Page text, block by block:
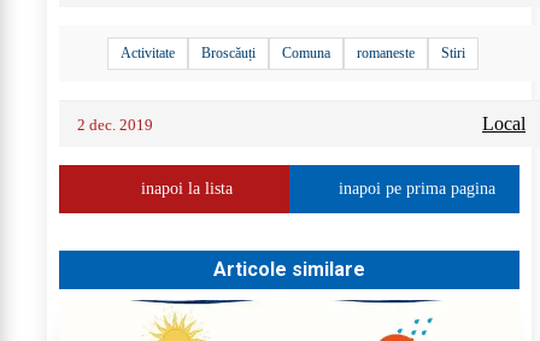
Activitate Broscăuți Comuna romaneste Stiri
2 dec. 2019 Local
inapoi la lista inapoi pe prima pagina
Articole similare